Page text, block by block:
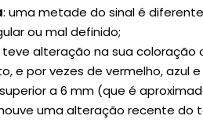
: uma metade do sinal é
ou mal definido;
teve alteração na sua
e por vezes de vermelho, azul
a 6 mm (que é
uma alteração recente do